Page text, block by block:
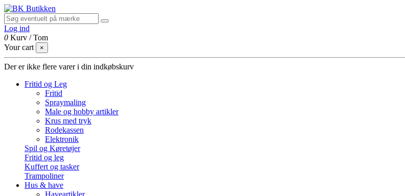
Log ind
0 Kurv /Tom
Your cart
×
Der er ikke flere varer i din indkøbskurv
Fritid og Leg
Fritid
Spraymaling
Male og hobby artikler
Krus med tryk
Rodekassen
Elektronik
Spil og Køretøjer
Fritid og leg
Kuffert og tasker
Trampoliner
Hus & have
Haveartikler